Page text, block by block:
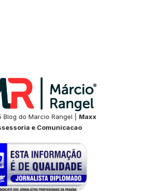
do Marcio Rangel | Maxx
e Comunicacao